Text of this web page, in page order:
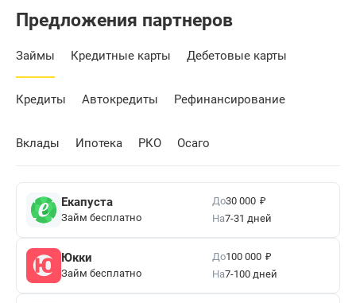
Предложения партнеров
Займы Кредитные карты Дебетовые карты
Кредиты Автокредиты Рефинансирование
Вклады Ипотека РКО Осаго
Екапуста
Займ бесплатно
До30 000 ₽
На7-31 дней
Юкки
Займ бесплатно
До100 000 ₽
На7-100 дней